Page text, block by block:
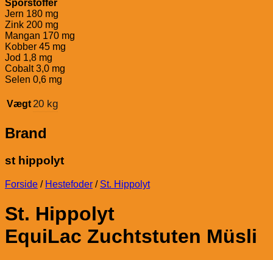
Sporstoffer
Jern 180 mg
Zink 200 mg
Mangan 170 mg
Kobber 45 mg
Jod 1,8 mg
Cobalt 3,0 mg
Selen 0,6 mg
Vægt 20 kg
Brand
st hippolyt
Forside / Hestefoder / St. Hippolyt
St. Hippolyt
EquiLac Zuchtstuten Müsli